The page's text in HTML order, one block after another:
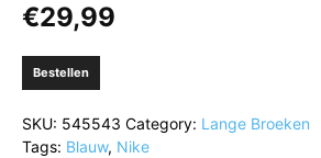
€29,99
Bestellen
SKU: 545543 Category: Lange Broeken
Tags: Blauw, Nike